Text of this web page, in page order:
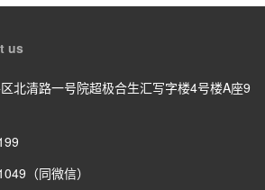
us
北清路一号院超极合生汇写字楼4号楼A座9
（同微信）